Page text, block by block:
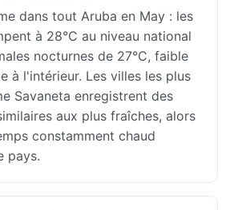
dans tout Aruba en May : les
à 28°C au niveau national
nocturnes de 27°C, faible
à l'intérieur. Les villes les plus
Savaneta enregistrent des
aux plus fraîches, alors
constamment chaud
pays.